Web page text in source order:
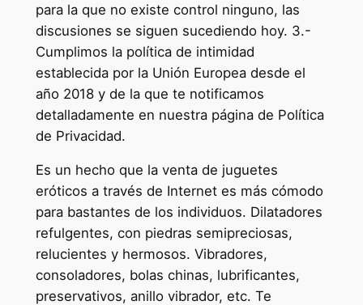
para la que no existe control ninguno, las
discusiones se siguen sucediendo hoy. 3.-
Cumplimos la política de intimidad
establecida por la Unión Europea desde el
año 2018 y de la que te notificamos
detalladamente en nuestra página de Política
de Privacidad.
Es un hecho que la venta de juguetes
eróticos a través de Internet es más cómodo
para bastantes de los individuos. Dilatadores
refulgentes, con piedras semipreciosas,
relucientes y hermosos. Vibradores,
consoladores, bolas chinas, lubrificantes,
preservativos, anillo vibrador, etc. Te